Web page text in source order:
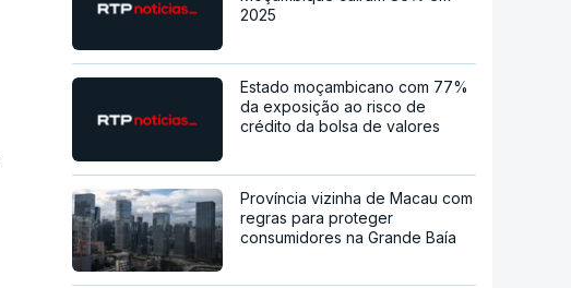
2025
Estado moçambicano com 77%
da exposição ao risco de
crédito da bolsa de valores
Província vizinha de Macau com
regras para proteger
consumidores na Grande Baía